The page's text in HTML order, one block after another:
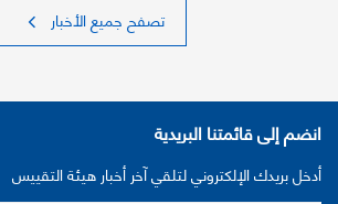
تصفح جميع الأخبار
انضم إلى قائمتنا البريدية
أدخل بريدك الإلكتروني لتلقي آخر أخبار هيئة التقييس